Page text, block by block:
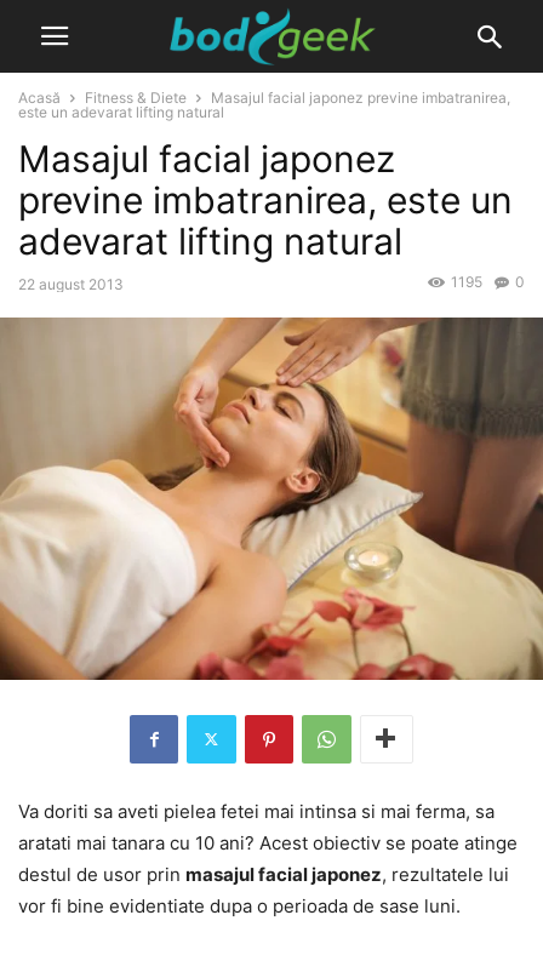
Acasă Fitness & Diete
Masajul facial japonez previne imbatranirea,
este un adevarat lifting natural
Masajul facial japonez
previne imbatranirea, este un
adevarat lifting natural
22 august 2013 0
1195
Va doriti sa aveti pielea fetei mai intinsa si mai ferma, sa
aratati mai tanara cu 10 ani? Acest obiectiv se poate atinge
destul de usor prin masajul facial japonez, rezultatele lui
vor fi bine evidentiate dupa o perioada de sase luni.